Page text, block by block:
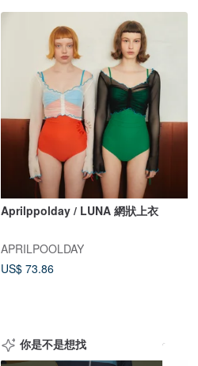
Aprilppolday / LUNA 網狀上衣
APRILPOOLDAY
US$ 73.86
你是不是想找